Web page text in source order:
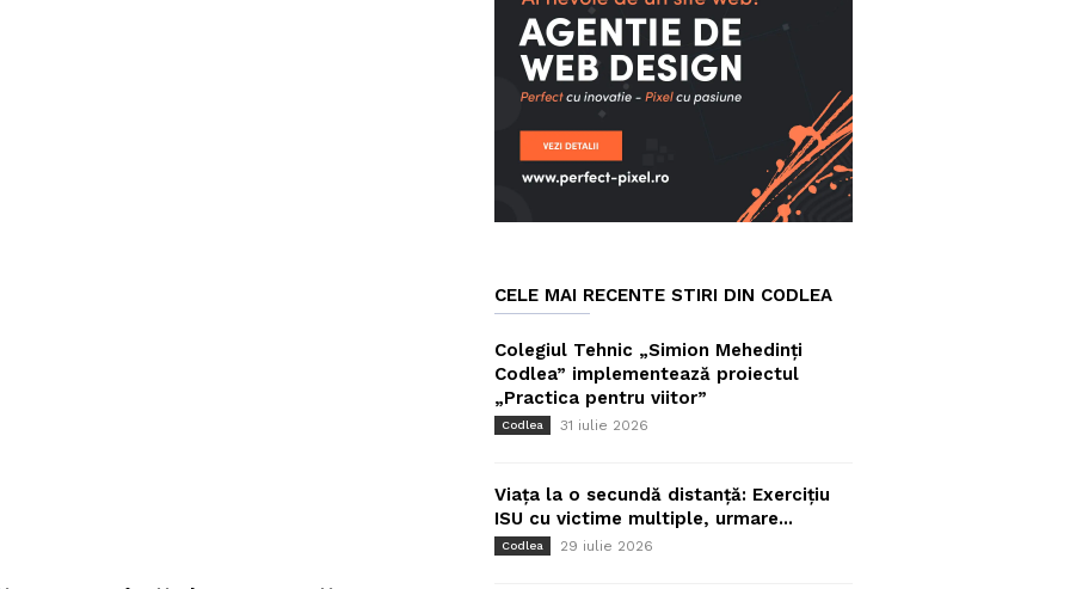
CELE MAI RECENTE STIRI DIN CODLEA
Colegiul Tehnic „Simion Mehedinți
Codlea” implementează proiectul
„Practica pentru viitor”
Codlea 31 iulie 2026
Viața la o secundă distanță: Exercițiu
ISU cu victime multiple, urmare...
Codlea 29 iulie 2026